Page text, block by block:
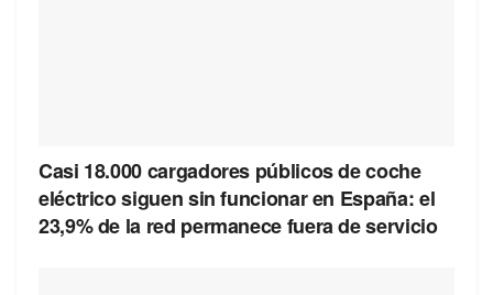
Casi 18.000 cargadores públicos de coche
eléctrico siguen sin funcionar en España: el
23,9% de la red permanece fuera de servicio